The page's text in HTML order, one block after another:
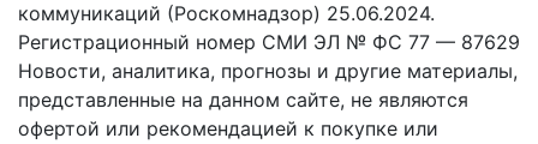
коммуникаций (Роскомнадзор) 25.06.2024.
Регистрационный номер СМИ ЭЛ № ФС 77 — 87629
Новости, аналитика, прогнозы и другие материалы,
представленные на данном сайте, не являются
офертой или рекомендацией к покупке или